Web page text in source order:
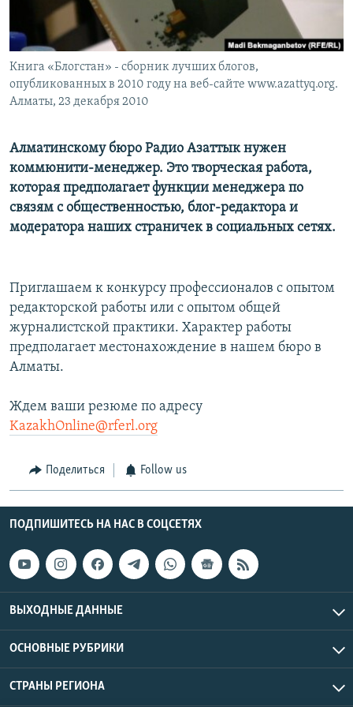
Книга «Блогстан» - сборник лучших блогов,
опубликованных в 2010 году на веб-сайте www.azattyq.org.
Алматы, 23 декабря 2010
Алматинскому бюро Радио Азаттык нужен
коммюнити-менеджер. Это творческая работа,
которая предполагает функции менеджера по
связям с общественностью, блог-редактора и
модератора наших страничек в социальных сетях.
Приглашаем к конкурсу профессионалов с опытом
редакторской работы или с опытом общей
журналистской практики. Характер работы
предполагает местонахождение в нашем бюро в
Алматы.
Ждем ваши резюме по адресу
KazakhOnline@rferl.org
Поделиться Follow us
ПОДПИШИТЕСЬ НА НАС В СОЦСЕТЯХ
ВЫХОДНЫЕ ДАННЫЕ
ОСНОВНЫЕ РУБРИКИ
СТРАНЫ РЕГИОНА